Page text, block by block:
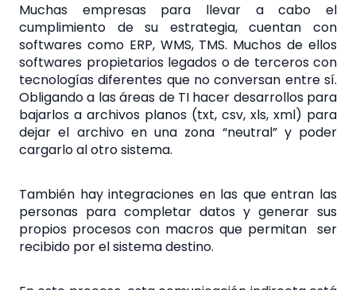
Muchas empresas para llevar a cabo el
cumplimiento de su estrategia, cuentan con
softwares como ERP, WMS, TMS. Muchos de ellos
softwares propietarios legados o de terceros con
tecnologías diferentes que no conversan entre sí.
Obligando a las áreas de TI hacer desarrollos para
bajarlos a archivos planos (txt, csv, xls, xml) para
dejar el archivo en una zona “neutral” y poder
cargarlo al otro sistema.
También hay integraciones en las que entran las
personas para completar datos y generar sus
propios procesos con macros que permitan ser
recibido por el sistema destino.